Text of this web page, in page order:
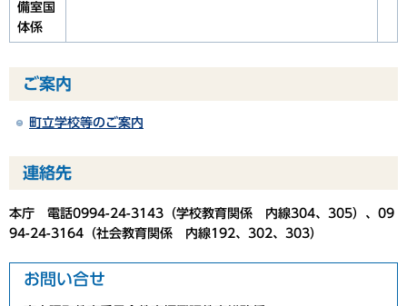
備室国
体係
ご案内
町立学校等のご案内
連絡先
本庁 電話0994-24-3143（学校教育関係 内線304、305）、09
94-24-3164（社会教育関係 内線192、302、303）
お問い合せ